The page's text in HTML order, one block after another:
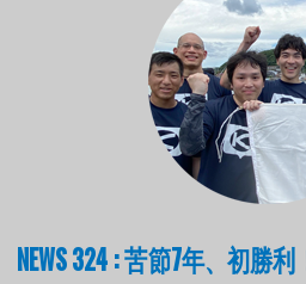
NEWS 324 : 苦節7年、初勝